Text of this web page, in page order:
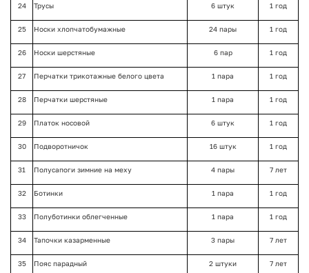
24 Трусы 6 штук 1 год
25 Носки хлопчатобумажные 24 пары 1 год
26 Носки шерстяные 6 пар 1 год
27 Перчатки трикотажные белого цвета 1 пара 1 год
28 Перчатки шерстяные 1 пара 1 год
29 Платок носовой 6 штук 1 год
30 Подворотничок 16 штук 1 год
31 Полусапоги зимние на меху 4 пары 7 лет
32 Ботинки 1 пара 1 год
33 Полуботинки облегченные 1 пара 1 год
34 Тапочки казарменные 3 пары 7 лет
35 Пояс парадный 2 штуки 7 лет